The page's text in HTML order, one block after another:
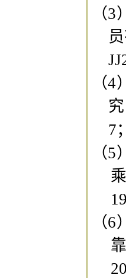
（3
（4
7
（5
（6